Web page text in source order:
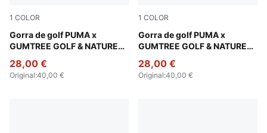
1 COLOR
Gorra de golf PUMA x
GUMTREE GOLF & NATURE
Warm White-Fudge
28,00 €
Original:40,00 €
1 COLOR
Gorra de golf PUMA x
GUMTREE GOLF & NATURE
Sandstone
28,00 €
Original:40,00 €